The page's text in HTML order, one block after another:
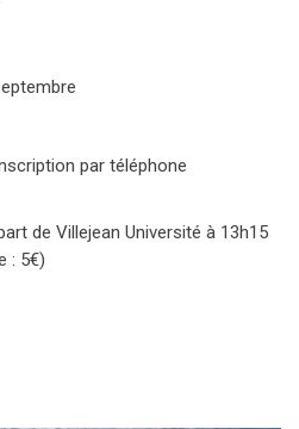
par téléphone
de Villejean Université à 13h15
: 5€)